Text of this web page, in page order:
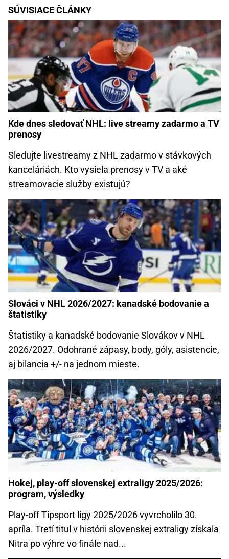
SÚVISIACE ČLÁNKY
Kde dnes sledovať NHL: live streamy zadarmo a TV
prenosy
Sledujte livestreamy z NHL zadarmo v stávkových
kanceláriách. Kto vysiela prenosy v TV a aké
streamovacie služby existujú?
Slováci v NHL 2026/2027: kanadské bodovanie a
štatistiky
Štatistiky a kanadské bodovanie Slovákov v NHL
2026/2027. Odohrané zápasy, body, góly, asistencie,
aj bilancia +/- na jednom mieste.
Hokej, play-off slovenskej extraligy 2025/2026:
program, výsledky
Play-off Tipsport ligy 2025/2026 vyvrcholilo 30.
apríla. Tretí titul v histórii slovenskej extraligy získala
Nitra po výhre vo finále nad...